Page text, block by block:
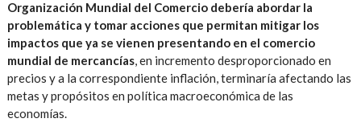
Organización Mundial del Comercio debería abordar la
problemática y tomar acciones que permitan mitigar los
impactos que ya se vienen presentando en el comercio
mundial de mercancías, en incremento desproporcionado en
precios y a la correspondiente inflación, terminaría afectando las
metas y propósitos en política macroeconómica de las
economías.